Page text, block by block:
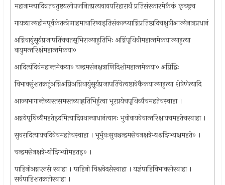
महानाम्न्यादिव्रतचतुष्टयलोपजनितप्रत्यवायपरिहारार्थं प्रतिसंस्कारमेकैकं कृच्छ्रच
गायत्र्याज्यहोमपूर्वकंतन्त्रेणाहमाचारिष्यइतिसंकल्प्याग्निप्रतिष्ठादिचक्षुषीआज्येनात्रप्रधानं
अग्निवायुंसूर्यप्रजापतिंचचतसृभिराज्याहुतिभिः अग्निंपृथिवीमहान्तमेकयाज्याहुत्या
वायुमन्तरिक्षंमहान्तमेकया०
आदित्यंदिवंमहान्तमेकया० चन्द्रमसंनक्षत्राणिदिशोमहान्तमेकया० अग्निंद्विः
विभावसुंशतक्रतुंअग्निअग्निअग्निवायुंसूर्यप्रजापतिंचेत्यष्टावेकैकयाज्याहुत्या शेषेणेत्यादि
आज्यभागान्तेव्यस्तसमस्तव्याह्रतिभिर्हुत्वा भूरग्नयेचपृथिव्यैचमहतेचस्वाहा ।
अग्नयेपृथिव्यैमहतेइदमित्यादियथान्वाधानंत्यागः भुवोवायवेचान्तरिक्षायचमहतेचस्वाहा ।
सुवरादित्यायचदिवेचमहतेचस्वाहा । भूर्भुवःसुवश्चन्द्रमसेचनक्षत्रेभ्यश्चदिग्भ्यश्चमहते० ।
चन्द्रमसेनक्षत्रेभ्योदिग्भ्योमहतइ० ।
पाहिनोअग्नएनसे स्वाहा । पाहिनो विश्ववेदसेस्वाहा । यज्ञंपाहिविभावसोस्वाहा ।
सर्वपाहिशतक्रतोस्वाहा ।